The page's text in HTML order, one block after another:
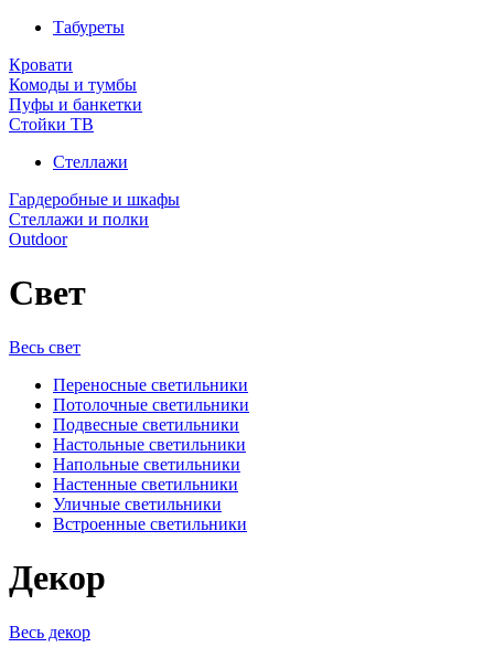
Табуреты
Кровати
Комоды и тумбы
Пуфы и банкетки
Стойки ТВ
Стеллажи
Гардеробные и шкафы
Стеллажи и полки
Outdoor
Свет
Весь свет
Переносные светильники
Потолочные светильники
Подвесные светильники
Настольные светильники
Напольные светильники
Настенные светильники
Уличные светильники
Встроенные светильники
Декор
Весь декор